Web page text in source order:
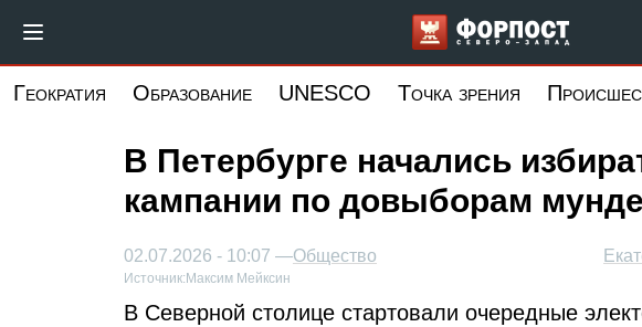
основному
Форпост
Геократия Образование UNESCO Точка зрения
В Петербурге начались
кампании по довыборам
02.07.2026 - 10:07 —Общество
Источник: Максим Мейксин
В Северной столице стартовали очередные